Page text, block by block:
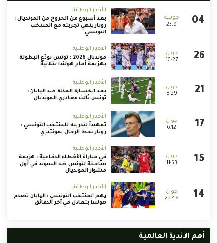
23:9
الأخبار الوطنية
بعد أسبوع من الخروج من المونديال :
رونار ينهي تجربته مع المنتخب
التونسي
10:27
الأخبار الوطنية
مونديال 2026 : تونس تودّع البطولة
بهزيمة أمام هولندا بثلاثية
8:29
الأخبار الوطنية
بعد الخسارة المذلة ضد اليابان :
تونس ثالث مغادري المونديال
6:12
الأخبار الوطنية
تمهيداً لتدريبه للمنتخب التونسي :
رونار يحط الرحال بمونتيري
11:53
الأخبار الوطنية
في مباراة الأخطاء الدفاعية : هزيمة
ساحقة لتونس ضد السويد في أول
مشوار المونديال
23:48
الأخبار الوطنية
يهم المنتخب التونسي : اليابان تصدم
هولندا بتعادل في آخر الدقائق
أهم الأندية العالمية